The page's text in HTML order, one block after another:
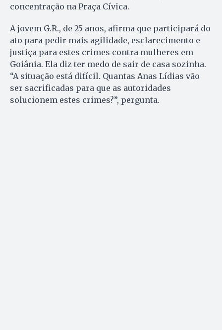
concentração na Praça Cívica.
A jovem G.R., de 25 anos, afirma que participará do
ato para pedir mais agilidade, esclarecimento e
justiça para estes crimes contra mulheres em
Goiânia. Ela diz ter medo de sair de casa sozinha.
“A situação está difícil. Quantas Anas Lídias vão
ser sacrificadas para que as autoridades
solucionem estes crimes?”, pergunta.